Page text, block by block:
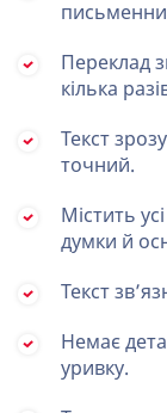
Переклад
кілька
Текст
точний.
Містить
думки й
Текст
Немає
уривку.